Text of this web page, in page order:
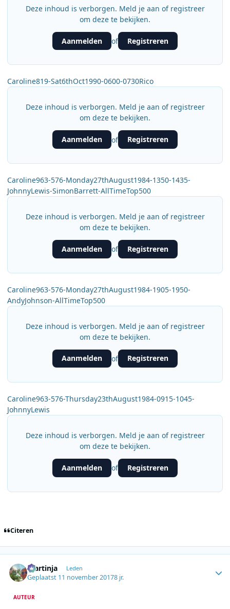
Deze inhoud is verborgen. Meld je aan of registreer
om deze te bekijken.
Aanmelden of Registreren
Caroline819-Sat6thOct1990-0600-0730Rico
Deze inhoud is verborgen. Meld je aan of registreer
om deze te bekijken.
Aanmelden of Registreren
Caroline963-576-Monday27thAugust1984-1350-1435-
JohnnyLewis-SimonBarrett-AllTimeTop500
Deze inhoud is verborgen. Meld je aan of registreer
om deze te bekijken.
Aanmelden of Registreren
Caroline963-576-Monday27thAugust1984-1905-1950-
AndyJohnson-AllTimeTop500
Deze inhoud is verborgen. Meld je aan of registreer
om deze te bekijken.
Aanmelden of Registreren
Caroline963-576-Thursday23thAugust1984-0915-1045-
JohnnyLewis
Deze inhoud is verborgen. Meld je aan of registreer
om deze te bekijken.
Aanmelden of Registreren
Citeren
martinja Leden
Geplaatst 11 november 20178 jr.
AUTEUR